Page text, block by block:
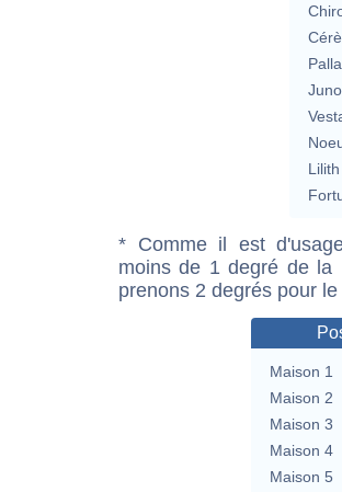
Lilith
* Comme il est
moins de 1 degré de la
prenons 2 degrés pour
Maison 1
Maison 2
Maison 3
Maison 4
Maison 5